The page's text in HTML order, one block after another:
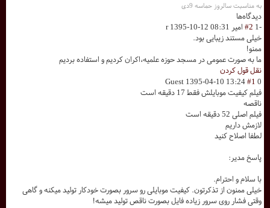
به مناسبت سالروز حماسه 9دی
دیدگاه‌ها
-1
#2 امیر r 1395-10-12 08:31
خیلی مستند زیبایی بود.
ممنو!
ما به صورت عمومی در مسجد حوزه علمیه،اکران کردیم و استفاده بردیم
نقل قول کردن
0
#1
Guest 1395-04-10 13:24
فیلم کیفیت موبایلش فقط 17 دقیقه است
ناقصه
فیلم اصلی 52 دقیقه است
لازمش داریم
لطفا اصلاح کنید
پاسخ مدیر:
با سلام و احترام.
خیلی ممنون از تذکرتون. کیفیت موبایلی رو سرور بصورت خودکار تولید میکنه و گاهی
وقتی فشار روی سرور زیاده فایل بصورت ناقص تولید میشه!